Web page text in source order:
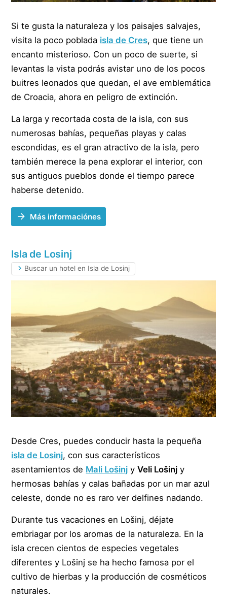
Si te gusta la naturaleza y los paisajes salvajes,
visita la poco poblada isla de Cres, que tiene un
encanto misterioso. Con un poco de suerte, si
levantas la vista podrás avistar uno de los pocos
buitres leonados que quedan, el ave emblemática
de Croacia, ahora en peligro de extinción.
La larga y recortada costa de la isla, con sus
numerosas bahías, pequeñas playas y calas
escondidas, es el gran atractivo de la isla, pero
también merece la pena explorar el interior, con
sus antiguos pueblos donde el tiempo parece
haberse detenido.
Más informaciónes
Isla de Losinj
Buscar un hotel en Isla de Losinj
Desde Cres, puedes conducir hasta la pequeña
isla de Losinj, con sus característicos
asentamientos de Mali Lošinj yVeli Lošinj y
hermosas bahías y calas bañadas por un mar azul
celeste, donde no es raro ver delfines nadando.
Durante tus vacaciones en Lošinj, déjate
embriagar por los aromas de la naturaleza. En la
isla crecen cientos de especies vegetales
diferentes y Lošinj se ha hecho famosa por el
cultivo de hierbas y la producción de cosméticos
naturales.